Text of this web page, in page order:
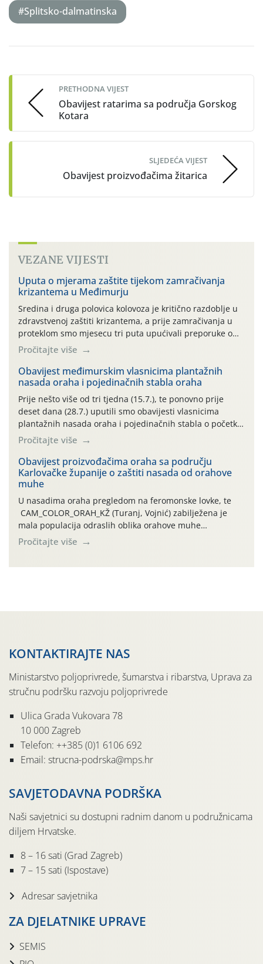
#Splitsko-dalmatinska
navigation
PRETHODNA VIJEST
Obavijest ratarima sa područja Gorskog
Kotara
SLJEDEĆA VIJEST
Obavijest proizvođačima žitarica
VEZANE VIJESTI
Uputa o mjerama zaštite tijekom zamračivanja
krizantema u Međimurju
Sredina i druga polovica kolovoza je kritično razdoblje u
zdravstvenoj zaštiti krizantema, a prije zamračivanja u
proteklom smo mjesecu tri puta upućivali preporuke o
preventivnim mjerama zaštite krizantema od najčešćih
uzročnika bolesti, štetnika i fito-fagnih grinja (23.7., 14.7.,
06.7.)! Na početku ovog mjeseca je zabilježeno je
povijesno i ekstremno vruće meteorološko razdoblje, uz
najviše temperature […]
Pročitajte više
Obavijest međimurskim vlasnicima plantažnih
nasada oraha i pojedinačnih stabla oraha
Prije nešto više od tri tjedna (15.7.), te ponovno prije
deset dana (28.7.) uputili smo obavijesti vlasnicima
plantažnih nasada oraha i pojedinačnih stabla o početku
leta i ovogodišnjoj potrebi usmjerenog suzbijanja
orahove muhe (Rhagoletis completa)! Već dvanaest dana
traje drugi ovogodišnji “toplinski udar”, koji naročito
izražen zadnja šest dana (31.7.-05.8.), jer najviše
temperature zraka svakodnevno […]
Pročitajte više
Obavijest proizvođačima oraha sa području
Karlovačke županije o zaštiti nasada od orahove
muhe
U nasadima oraha pregledom na feromonske lovke, te
CAM_COLOR_ORAH_KŽ (Turanj, Vojnić) zabilježena je
mala populacija odraslih oblika orahove muhe
(Rhagoletis completa). Niska brojnost može se objasniti
činjenicom da je riječ o mladim nasadima s vrlo malim
Pročitajte više
KONTAKTIRAJTE NAS
Ministarstvo poljoprivrede, šumarstva i ribarstva, Uprava za
stručnu podršku razvoju poljoprivrede
Ulica Grada Vukovara 78
10 000 Zagreb
Telefon: ++385 (0)1 6106 692
Email: strucna-podrska@mps.hr
SAVJETODAVNA PODRŠKA
Naši savjetnici su dostupni radnim danom u podružnicama
diljem Hrvatske.
8 – 16 sati (Grad Zagreb)
7 – 15 sati (Ispostave)
Adresar savjetnika
ZA DJELATNIKE UPRAVE
SEMIS